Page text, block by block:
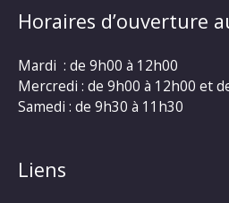
Horaires d’ouverture
Mardi : de 9h00 à 12h00
Mercredi : de 9h00 à 12h00 et
Samedi : de 9h30 à 11h30
Liens